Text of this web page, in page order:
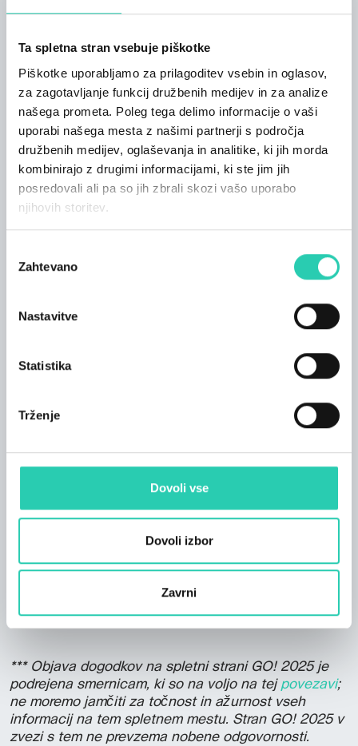
Ta spletna stran vsebuje piškotke
Piškotke uporabljamo za prilagoditev vsebin in oglasov,
za zagotavljanje funkcij družbenih medijev in za analize
našega prometa. Poleg tega delimo informacije o vaši
uporabi našega mesta z našimi partnerji s področja
družbenih medijev, oglaševanja in analitike, ki jih morda
kombinirajo z drugimi informacijami, ki ste jim jih
posredovali ali pa so jih zbrali skozi vašo uporabo
njihovih storitev.
soglasja
Zahtevano
Nastavitve
Statistika
Trženje
Dovoli vse
Dovoli izbor
Zavrni
- člani ICOM-a;
- invalidi, ki imajo invalidsko izkaznico
- imetniki vabil/brezplačnih kuponov;
- dva spremljevalca za vsako šolsko skupino;
- turistični vodniki z izkaznico.
Individualni vodeni ogledi
Vodeni ogledi za skupine in šole
ODPIRALNI ČAS:
Od petka do nedelje, od 10.00 do 19.00
velikonočna nedelja in velikonočni ponedeljek; 1.
Informacije: info.mostra@promoturismo.fvg.it
Kupi vstopnice
Kontakt
Uradna spletna stran
*** Objava dogodkov na spletni strani GO! 2025 je
podrejena smernicam, ki so na voljo na tej povezavi;
ne moremo jamčiti za točnost in ažurnost vseh
informacij na tem spletnem mestu. Stran GO! 2025 v
zvezi s tem ne prevzema nobene odgovornosti.